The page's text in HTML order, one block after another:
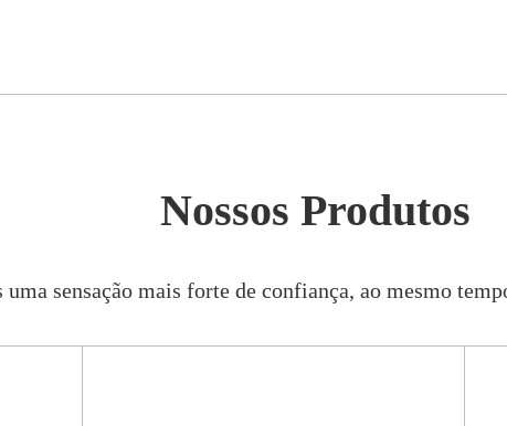
Nossos Produtos
sensação mais forte de confiança, ao mesmo